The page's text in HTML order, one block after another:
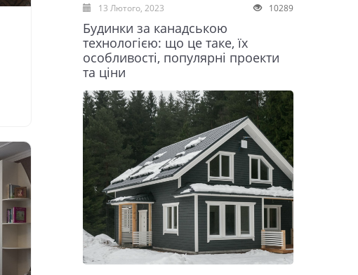
10289
13 Лютого, 2023
Будинки за канадською
технологією: що це таке, їх
особливості, популярні проекти
та ціни